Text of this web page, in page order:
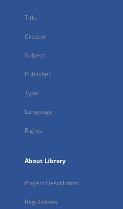
Title
Creator
Subject
Publisher
Type
Language
Rights
About Library
Project Description
Regulations